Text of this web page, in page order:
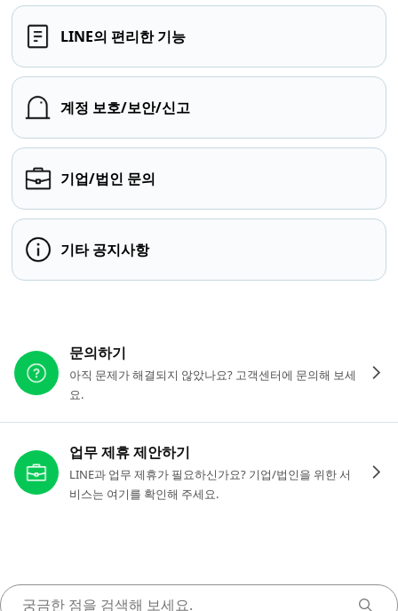
LINE의 편리한 기능
계정 보호/보안/신고
기업/법인 문의
기타 공지사항
문의하기
아직 문제가 해결되지 않았나요? 고객센터에 문의해 보세
요.
업무 제휴 제안하기
LINE과 업무 제휴가 필요하신가요? 기업/법인을 위한 서
비스는 여기를 확인해 주세요.